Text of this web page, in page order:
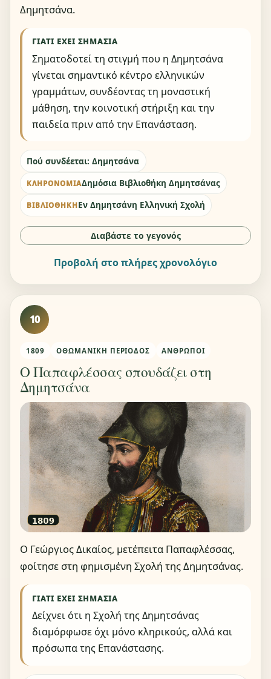
Δημητσάνα.
ΓΙΑΤΊ ΈΧΕΙ ΣΗΜΑΣΊΑ
Σηματοδοτεί τη στιγμή που η Δημητσάνα
γίνεται σημαντικό κέντρο ελληνικών
γραμμάτων, συνδέοντας τη μοναστική
μάθηση, την κοινοτική στήριξη και την
παιδεία πριν από την Επανάσταση.
Πού συνδέεται: Δημητσάνα
ΚΛΗΡΟΝΟΜΙΆΔημόσια Βιβλιοθήκη Δημητσάνας
ΒΙΒΛΙΟΘΉΚΗ Εν Δημητσάνη Ελληνική Σχολή
Διαβάστε το γεγονός
Προβολή στο πλήρες χρονολόγιο
10
1809 ΟΘΩΜΑΝΙΚΉ ΠΕΡΊΟΔΟΣ ΆΝΘΡΩΠΟΙ
Ο Παπαφλέσσας σπουδάζει στη
Δημητσάνα
Ο Γεώργιος Δικαίος, μετέπειτα Παπαφλέσσας,
φοίτησε στη φημισμένη Σχολή της Δημητσάνας.
ΓΙΑΤΊ ΈΧΕΙ ΣΗΜΑΣΊΑ
Δείχνει ότι η Σχολή της Δημητσάνας
διαμόρφωσε όχι μόνο κληρικούς, αλλά και
πρόσωπα της Επανάστασης.